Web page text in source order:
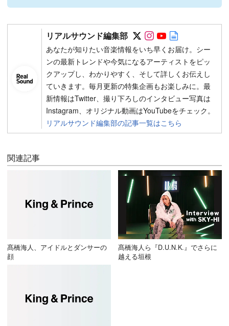
リアルサウンド編集部 Follow on SNS
Follow on SNS
Follow on
あなたが知りたい音楽情報をいち早くお届け。シー
ンの最新トレンドや今気になるアーティストをピッ
クアップし、わかりやすく、そして詳しくお伝えし
ていきます。毎月更新の特集企画もお楽しみに。最
新情報はTwitter、撮り下ろしのインタビュー写真は
Instagram、オリジナル動画はYouTubeをチェック。
リアルサウンド編集部の記事一覧はこちら
関連記事
髙橋海人、アイドルとダンサーの
顔
髙橋海人ら『D.U.N.K.』でさらに
越える垣根